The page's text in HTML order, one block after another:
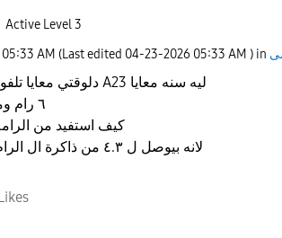
Active Level 3
05:33 AM (Last edited ‎04-23-2026 05:33 AM ) in
دلوقتي معايا تلفون ساسومج A23 ليه سنه معايا
٦ رام ومساحه ١٢٨
لانه بيوصل ل ٤.٣ من ذاكرة ال الرام وبيبدا يهنج
Likes